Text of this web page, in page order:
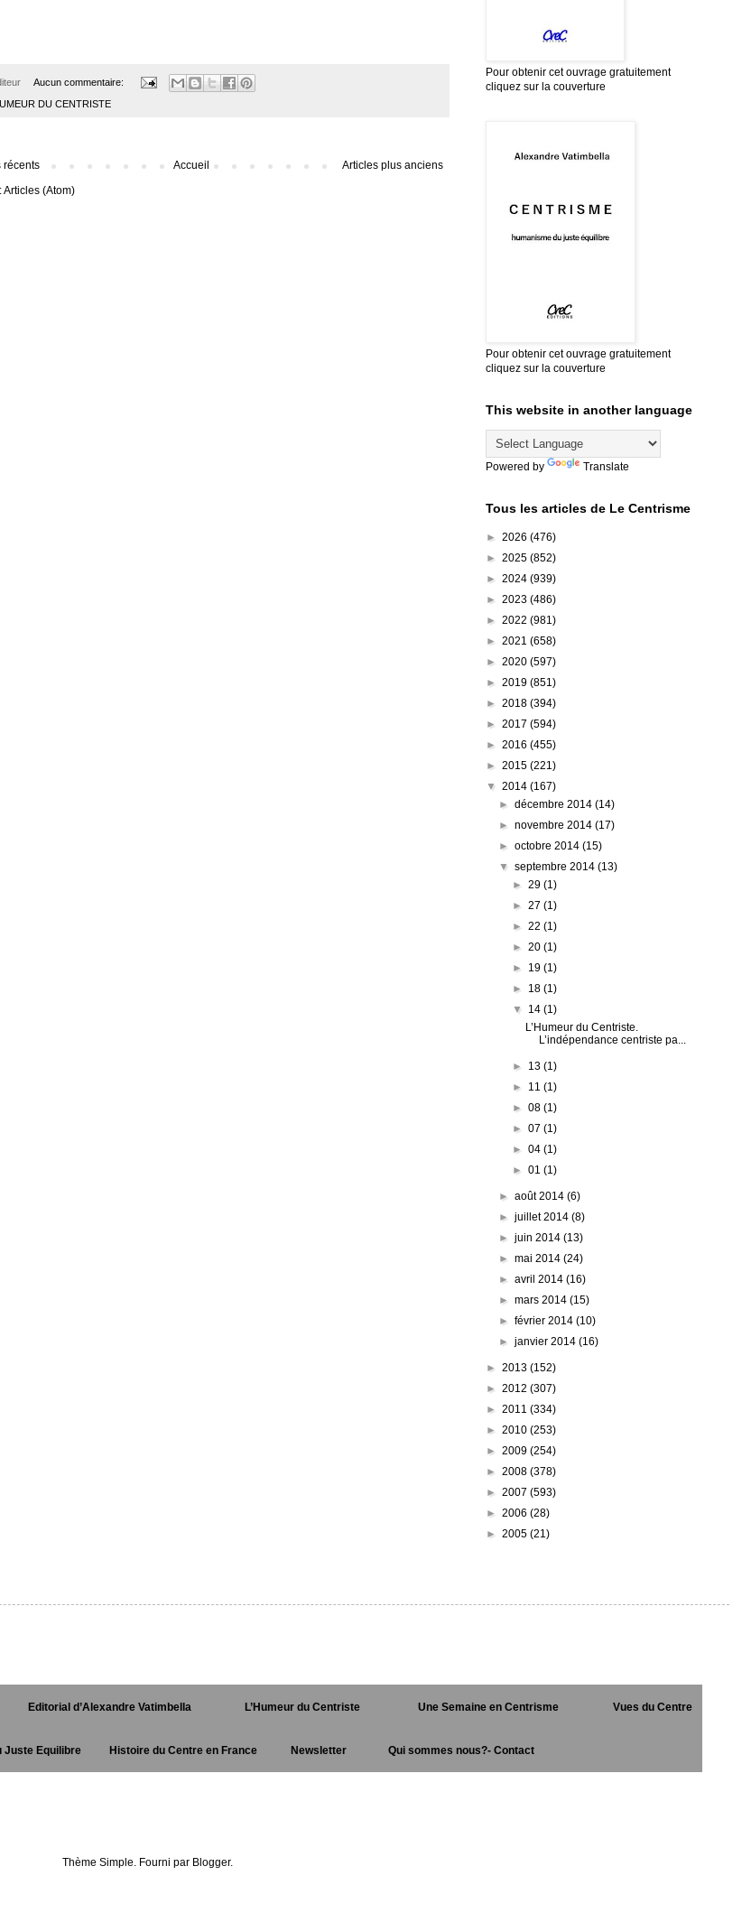
Aucun commentaire:
DU CENTRISTE
récents Articles plus anciens
Accueil
Articles (Atom)
Pour obtenir cet ouvrage gratuitement
cliquez sur la couverture
Pour obtenir cet ouvrage gratuitement
cliquez sur la couverture
This website in another language
Powered by Translate
Tous les articles de Le Centrisme
► 2026 (476)
► 2025 (852)
► 2024 (939)
► 2023 (486)
► 2022 (981)
► 2021 (658)
► 2020 (597)
► 2019 (851)
► 2018 (394)
► 2017 (594)
► 2016 (455)
► 2015 (221)
▼ 2014 (167)
►décembre 2014(14)
►novembre 2014(17)
►octobre 2014(15)
▼septembre 2014(13)
► 29 (1)
► 27 (1)
► 22 (1)
► 20 (1)
► 19 (1)
► 18 (1)
▼ 14 (1)
L’Humeur du Centriste.
L’indépendance centriste pa...
► 13 (1)
► 11 (1)
► 08 (1)
► 07 (1)
► 04 (1)
► 01 (1)
►août 2014(6)
►juillet 2014(8)
►juin 2014(13)
►mai 2014(24)
►avril 2014(16)
►mars 2014(15)
►février 2014(10)
►janvier 2014(16)
► 2013 (152)
► 2012 (307)
► 2011 (334)
► 2010 (253)
► 2009 (254)
► 2008 (378)
► 2007 (593)
► 2006 (28)
► 2005 (21)
Editorial d’Alexandre Vatimbella L’Humeur du Centriste Une Semaine en Centrisme Vues du Centre
Juste Equilibre Histoire du Centre en France Newsletter Qui sommes nous?- Contact
Thème Simple. Fourni par Blogger.